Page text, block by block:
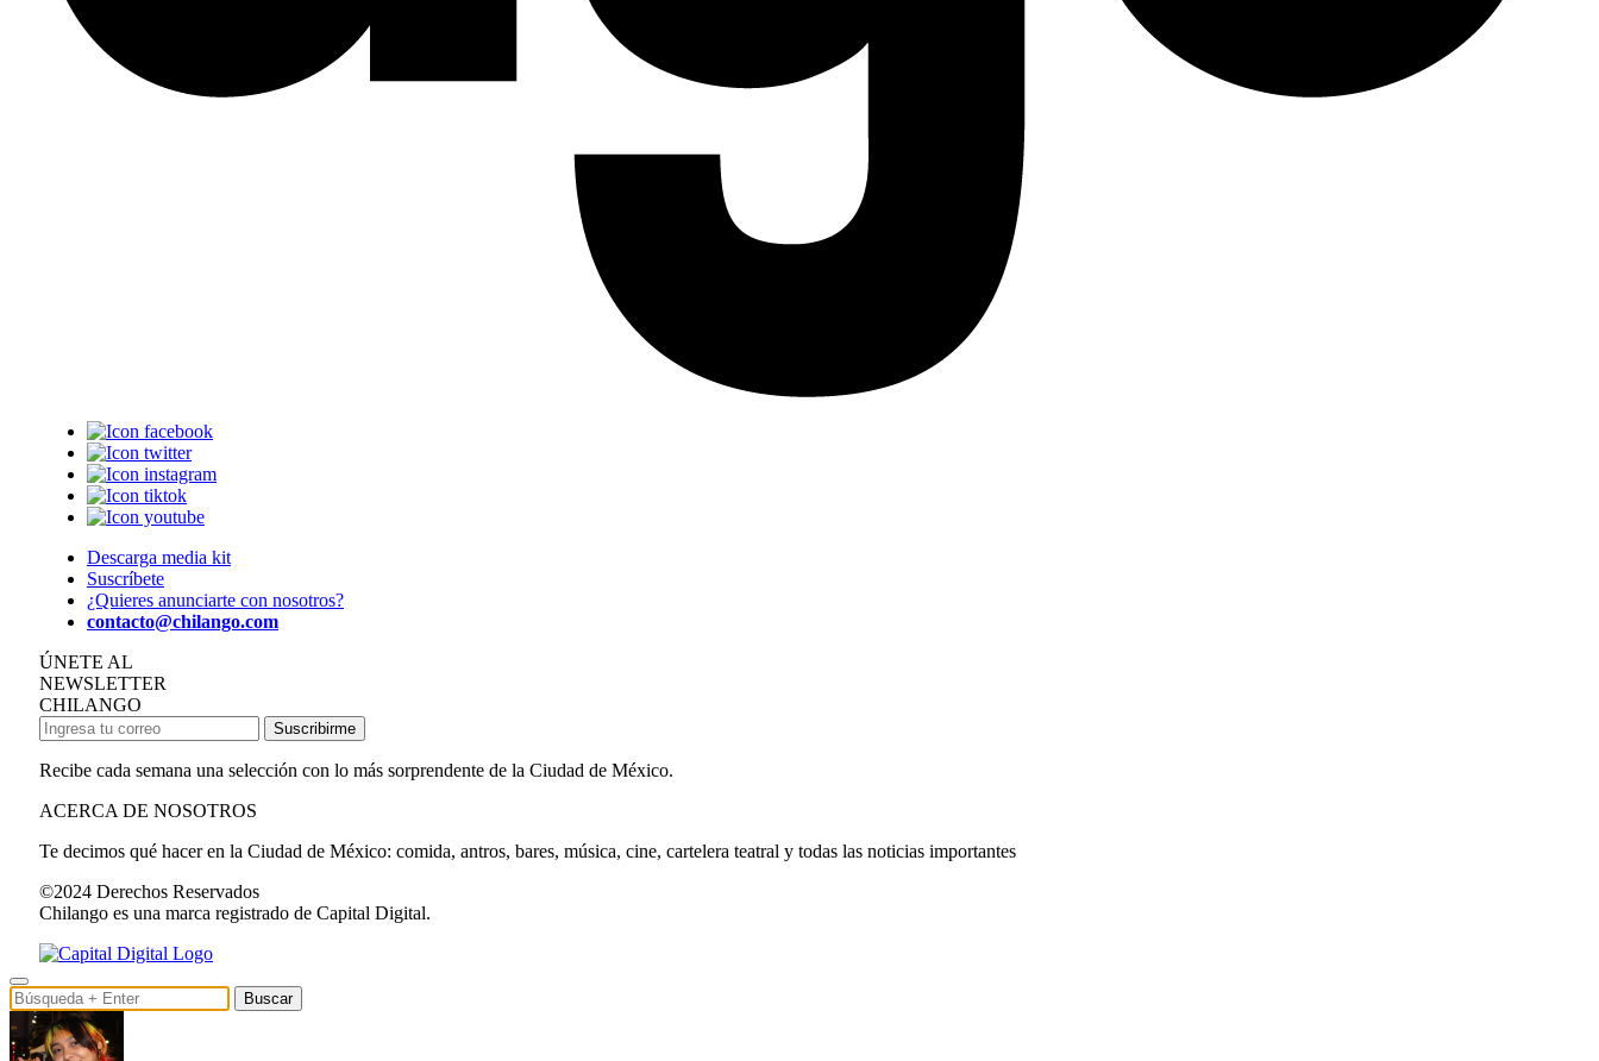
Descarga media kit
Suscríbete
¿Quieres anunciarte con nosotros?
contacto@chilango.com
ÚNETE AL
NEWSLETTER
CHILANGO
Suscribirme
Recibe cada semana una selección con lo más sorprendente de la Ciudad de México.
ACERCA DE NOSOTROS
Te decimos qué hacer en la Ciudad de México: comida, antros, bares, música, cine, cartelera teatral y todas las noticias importantes
©2024 Derechos Reservados
Chilango es una marca registrado de Capital Digital.
Buscar